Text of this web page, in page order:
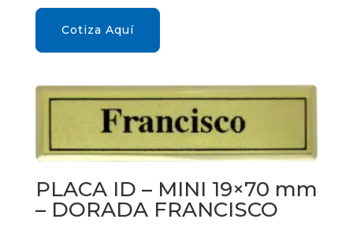
Cotiza Aquí
PLACA ID – MINI 19×70 mm
– DORADA FRANCISCO